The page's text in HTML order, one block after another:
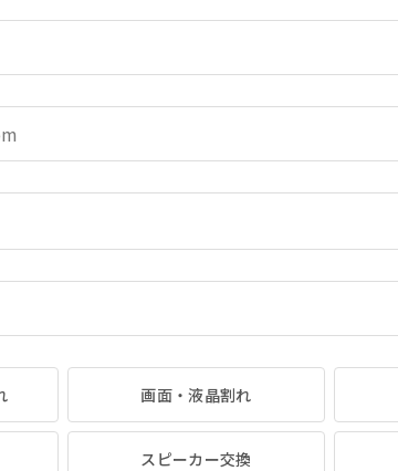
画面・液晶割れ
スピーカー交換